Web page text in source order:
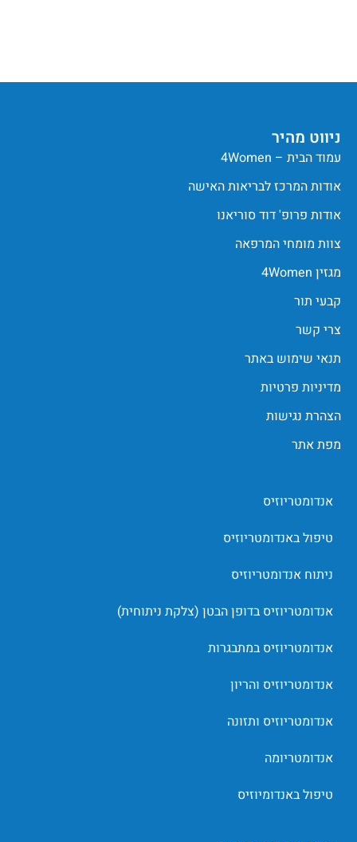
ניווט מהיר
עמוד הבית – 4Women
אודות המרכז לבריאות האישה
אודות פרופ' דוד סוריאנו
צוות מומחי המרפאה
מגזין 4Women
קבעי תור
צרי קשר
תנאי שימוש באתר
מדיניות פרטיות
הצהרת נגישות
מפת אתר
אנדומטריוזיס
טיפול באנדומטריוזיס
ניתוח אנדומטריוזיס
אנדומטריוזיס בדופן הבטן (צלקת ניתוחית)
אנדומטריוזיס במתבגרות
אנדומטריוזיס והריון
אנדומטריוזיס ותזונה
אנדומטריומה
טיפול באנדומיוזיס